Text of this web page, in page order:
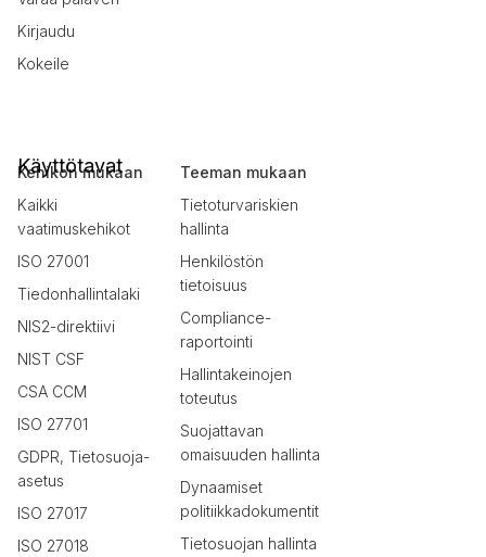
Kirjaudu
Kokeile
Käyttötavat
Kehikon mukaan
Kaikki
vaatimuskehikot
ISO 27001
Tiedonhallintalaki
NIS2-direktiivi
NIST CSF
CSA CCM
ISO 27701
GDPR, Tietosuoja-
asetus
ISO 27017
ISO 27018
Teeman mukaan
Tietoturvariskien
hallinta
Henkilöstön
tietoisuus
Compliance-
raportointi
Hallintakeinojen
toteutus
Suojattavan
omaisuuden hallinta
Dynaamiset
politiikkadokumentit
Tietosuojan hallinta